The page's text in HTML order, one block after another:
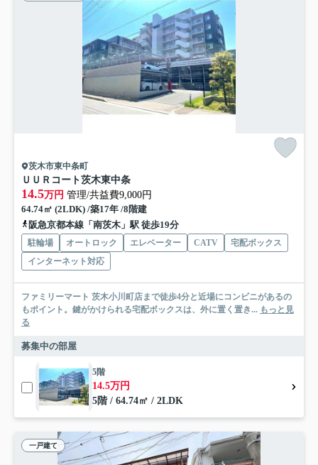
茨木市東中条町
ＵＵＲコート茨木東中条
14.5万円 管理/共益費9,000円
64.74㎡ (2LDK) /築17年 /8階建
阪急京都本線「南茨木」駅 徒歩19分
駐輪場 オートロック エレベーター CATV
宅配ボックス
インターネット対応
ファミリーマート 茨木小川町店まで徒歩4分と近場にコンビニがあるの
もポイント。鍵がかけられる宅配ボックスは、外に置く置き... もっと見
る
募集中の部屋
5階
14.5万円
5階 / 64.74㎡ / 2LDK
一戸建て